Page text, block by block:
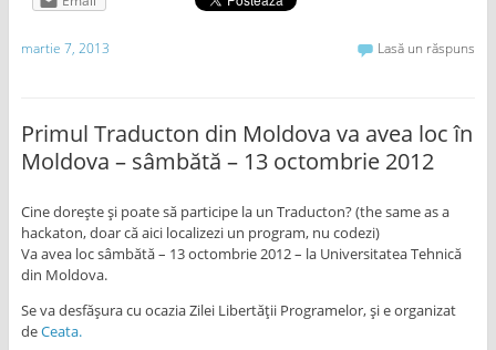
martie 7, 2013 Lasă un răspuns
Primul Traducton din Moldova va avea loc în
Moldova – sâmbătă – 13 octombrie 2012
Cine dorește și poate să participe la un Traducton? (the same as a
hackaton, doar că aici localizezi un program, nu codezi)
Va avea loc sâmbătă – 13 octombrie 2012 – la Universitatea Tehnică
din Moldova.
Se va desfășura cu ocazia Zilei Libertății Programelor, și e organizat
deCeata.